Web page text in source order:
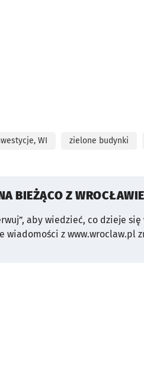
WI zielone budynki
BIEŻĄCO Z
aby wiedzieć, co dzieje się
wiadomości z www.wroclaw.pl